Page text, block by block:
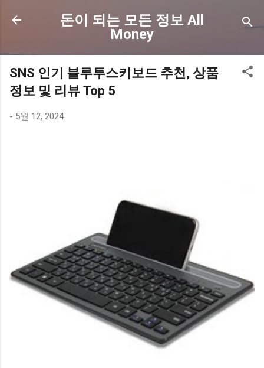
기본 콘텐츠로 건너뛰기
돈이 되는 모든 정보 All
Money
SNS 인기 블루투스키보드 추천, 상품
정보 및 리뷰 Top 5
- 5월 12, 2024